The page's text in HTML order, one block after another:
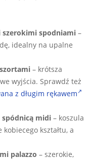
szerokimi spodniami –
idealny na upalne
– krótsza
wyjścia. Sprawdź też
z długim rękawem
midi – koszula
kształtu, a
palazzo – szerokie,